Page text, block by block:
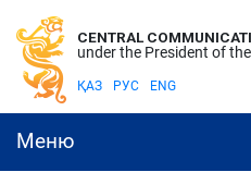
CENTRAL
under the President of
ҚАЗ РУС ENG
Меню